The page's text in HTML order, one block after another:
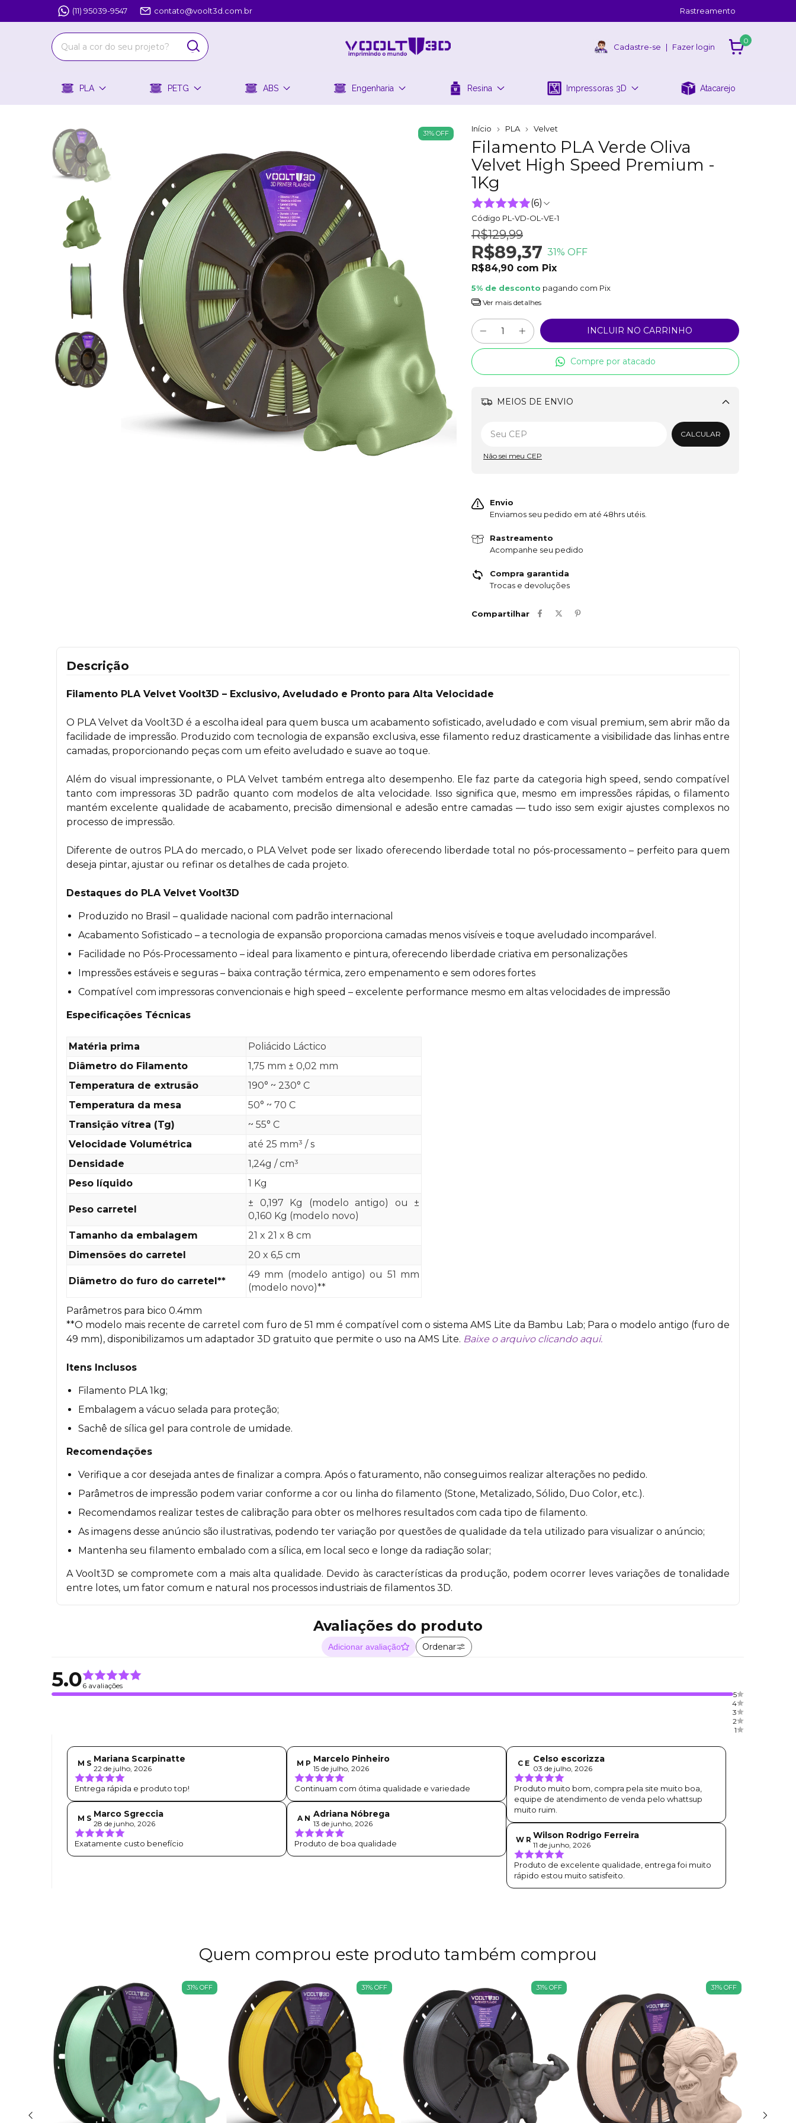
(11) 95039-9547 contato@voolt3d.com.br Rastreamento
Cadastre-se | Fazer login
0
PLA PETG ABS Engenharia Resina Impressoras 3D Atacarejo
31% OFF Início PLA Velvet
Filamento PLA Verde Oliva
Velvet High Speed Premium -
1Kg
(6)
Código PL-VD-OL-VE-1
R$129,99
R$89,37 31% OFF
R$84,90 com Pix
5% de desconto pagando com Pix
Ver mais detalhes
Compre por atacado
MEIOS DE ENVIO
Alterar CEP
CALCULAR
Não sei meu CEP
Envio
Enviamos seu pedido em até 48hrs utéis.
Rastreamento
Acompanhe seu pedido
Compra garantida
Trocas e devoluções
Compartilhar
Descrição
Filamento PLA Velvet Voolt3D – Exclusivo, Aveludado e Pronto para Alta Velocidade
O PLA Velvet da Voolt3D é a escolha ideal para quem busca um acabamento sofisticado, aveludado e com visual premium, sem abrir mão da
facilidade de impressão. Produzido com tecnologia de expansão exclusiva, esse filamento reduz drasticamente a visibilidade das linhas entre
camadas, proporcionando peças com um efeito aveludado e suave ao toque.
Além do visual impressionante, o PLA Velvet também entrega alto desempenho. Ele faz parte da categoria high speed, sendo compatível
tanto com impressoras 3D padrão quanto com modelos de alta velocidade. Isso significa que, mesmo em impressões rápidas, o filamento
mantém excelente qualidade de acabamento, precisão dimensional e adesão entre camadas — tudo isso sem exigir ajustes complexos no
processo de impressão.
Diferente de outros PLA do mercado, o PLA Velvet pode ser lixado oferecendo liberdade total no pós-processamento – perfeito para quem
deseja pintar, ajustar ou refinar os detalhes de cada projeto.
Destaques do PLA Velvet Voolt3D
Produzido no Brasil – qualidade nacional com padrão internacional
Acabamento Sofisticado – a tecnologia de expansão proporciona camadas menos visíveis e toque aveludado incomparável.
Facilidade no Pós-Processamento – ideal para lixamento e pintura, oferecendo liberdade criativa em personalizações
Impressões estáveis e seguras – baixa contração térmica, zero empenamento e sem odores fortes
Compatível com impressoras convencionais e high speed – excelente performance mesmo em altas velocidades de impressão
Especificações Técnicas
Matéria prima
Poliácido Láctico
Diâmetro do Filamento
1,75 mm ± 0,02 mm
Temperatura de extrusão
190° ~ 230° C
Temperatura da mesa
50° ~ 70 C
Transição vítrea (Tg)
~ 55° C
Velocidade Volumétrica
até 25 mm³ / s
Densidade
1,24g / cm³
Peso líquido
1 Kg
Peso carretel
± 0,197 Kg (modelo antigo) ou ±
0,160 Kg (modelo novo)
Tamanho da embalagem
21 x 21 x 8 cm
Dimensões do carretel
20 x 6,5 cm
Diâmetro do furo do carretel**
49 mm (modelo antigo) ou 51 mm
(modelo novo)**
Parâmetros para bico 0.4mm
**O modelo mais recente de carretel com furo de 51 mm é compatível com o sistema AMS Lite da Bambu Lab; Para o modelo antigo (furo de
49 mm), disponibilizamos um adaptador 3D gratuito que permite o uso na AMS Lite. Baixe o arquivo clicando aqui.
Itens Inclusos
Filamento PLA 1kg;
Embalagem a vácuo selada para proteção;
Sachê de sílica gel para controle de umidade.
Recomendações
Verifique a cor desejada antes de finalizar a compra. Após o faturamento, não conseguimos realizar alterações no pedido.
Parâmetros de impressão podem variar conforme a cor ou linha do filamento (Stone, Metalizado, Sólido, Duo Color, etc.).
Recomendamos realizar testes de calibração para obter os melhores resultados com cada tipo de filamento.
As imagens desse anúncio são ilustrativas, podendo ter variação por questões de qualidade da tela utilizado para visualizar o anúncio;
Mantenha seu filamento embalado com a sílica, em local seco e longe da radiação solar;
A Voolt3D se compromete com a mais alta qualidade. Devido às características da produção, podem ocorrer leves variações de tonalidade
entre lotes, um fator comum e natural nos processos industriais de filamentos 3D.
Avaliações do produto
Adicionar avaliação Ordenar
5.06 avaliações
5
4
3
2
1
M S Mariana Scarpinatte
22 de julho, 2026
Entrega rápida e produto top!
M S Marco Sgreccia
28 de junho, 2026
Exatamente custo benefício
M P Marcelo Pinheiro
15 de julho, 2026
Continuam com ótima qualidade e variedade
A N Adriana Nóbrega
13 de junho, 2026
Produto de boa qualidade
C E Celso escorizza
03 de julho, 2026
Produto muito bom, compra pela site muito boa,
equipe de atendimento de venda pelo whattsup
muito ruim.
W R Wilson Rodrigo Ferreira
11 de junho, 2026
Produto de excelente qualidade, entrega foi muito
rápido estou muito satisfeito.
Quem comprou este produto também comprou
31% OFF 31% OFF 31% OFF 31% OFF